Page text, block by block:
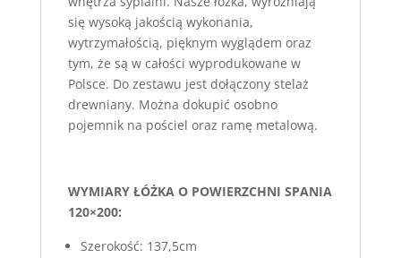
się wysoką jakością wykonania,
wytrzymałością, pięknym wyglądem oraz
tym, że są w całości wyprodukowane w
Polsce. Do zestawu jest dołączony stelaż
drewniany. Można dokupić osobno
pojemnik na pościel oraz ramę metalową.
WYMIARY ŁÓŻKA O POWIERZCHNI SPANIA
120×200:
Szerokość: 137,5cm